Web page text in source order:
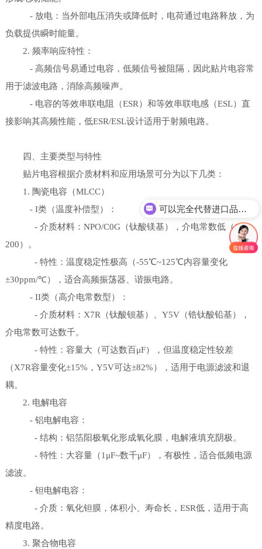
- 放电：当外部电压消失或降低时，电荷通过电路释放，为
负载提供瞬时能量。
2. 频率响应特性：
- 高频信号易通过电容，低频信号被阻隔，因此贴片电容常
用于滤波电路，消除高频噪声。
- 电容的等效串联电阻（ESR）和等效串联电感（ESL）直
接影响其高频性能，低ESR/ESL设计适用于射频电路。
四、主要类型与特性
贴片电容根据介质材料和应用场景可分为以下几类：
1. 陶瓷电容（MLCC）
- I类（温度补偿型）：
- 介质材料：NPO/C0G（钛酸镁基），介电常数低（10-
200）。
- 特性：温度稳定性极高（-55℃~125℃内容量变化
±30ppm/℃），适合高频振荡器、谐振电路。
- II类（高介电常数型）：
- 介质材料：X7R（钛酸钡基）、Y5V（锆钛酸铅基），
介电常数可达数千。
- 特性：容量大（可达数百μF），但温度稳定性较差
（X7R容量变化±15%，Y5V可达±82%），适用于电源滤波和退
耦。
2. 电解电容
- 铝电解电容：
- 结构：铝箔阳极氧化形成氧化膜，电解液填充阴极。
- 特性：大容量（1μF~数千μF），有极性，适合低频电源
滤波。
- 钽电解电容：
- 介质：氧化钽膜，体积小、寿命长，ESR低，适用于高
精度电路。
3. 聚合物电容
可以完全代替进口品牌吗？